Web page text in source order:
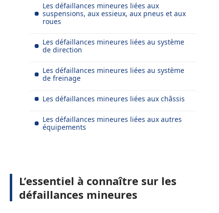
Les défaillances mineures liées aux
suspensions, aux essieux, aux pneus et aux
roues
Les défaillances mineures liées au système
de direction
Les défaillances mineures liées au système
de freinage
Les défaillances mineures liées aux châssis
Les défaillances mineures liées aux autres
équipements
L’essentiel à connaître sur les
défaillances mineures